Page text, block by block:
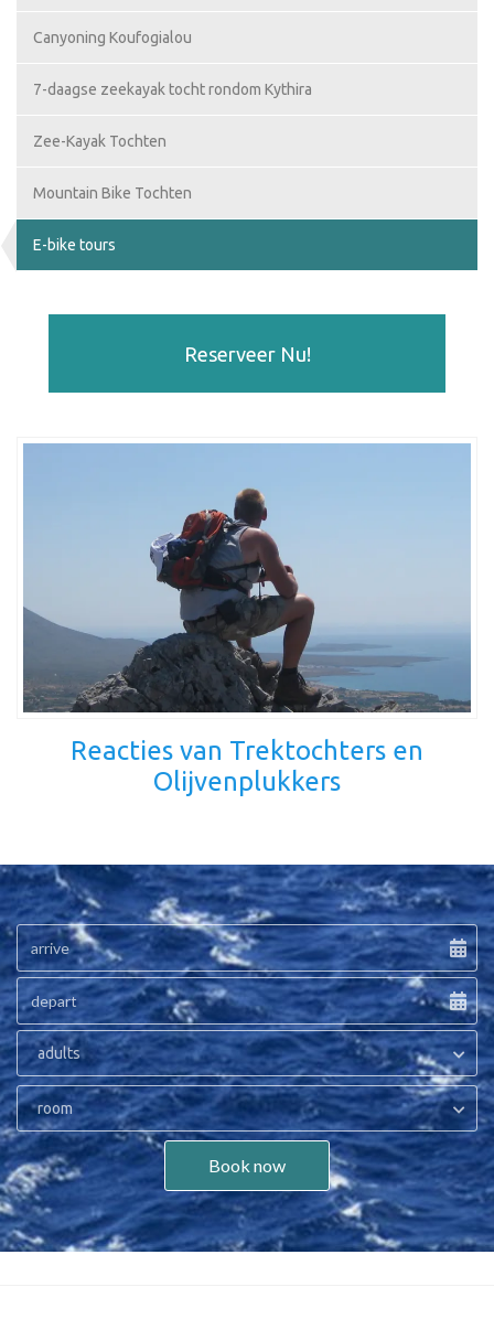
Canyoning Koufogialou
7-daagse zeekayak tocht rondom Kythira
Zee-Kayak Tochten
Mountain Bike Tochten
E-bike tours
Reserveer Nu!
Reacties van Trektochters en
Olijvenplukkers
adults
room
Book now